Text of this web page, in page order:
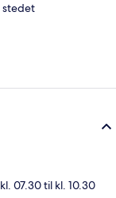
stedet
07.30 til kl. 10.30